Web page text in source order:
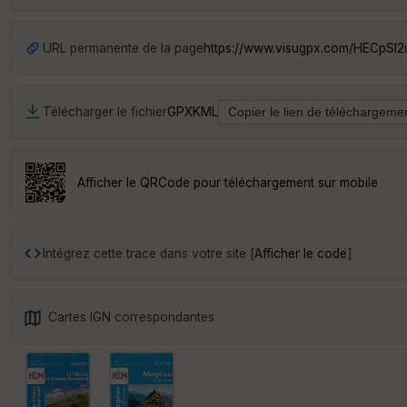
URL permanente de la pagehttps://www.visugpx.com/
Télécharger le fichierGPXKML
Afficher le QRCode pour téléchargement sur mobile
Intégrez cette trace dans votre site [Afficher le code]
Cartes IGN correspondantes